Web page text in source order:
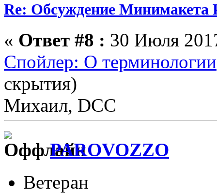
Re: Обсуждение Минимакета
« Ответ #8 : 30 Июля
Спойлер: О терминологии
скрытия)
Михаил, DCC
PAROVOZZO
Ветеран